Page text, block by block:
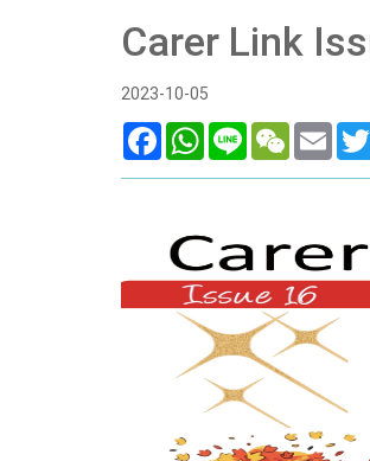
Carer Link
2023-10-05
FacebookWhatsApp
Line WeChat